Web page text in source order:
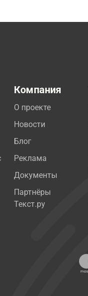
Компания
О проекте
Новости
Блог
Реклама
Документы
Партнёры
Текст.ру